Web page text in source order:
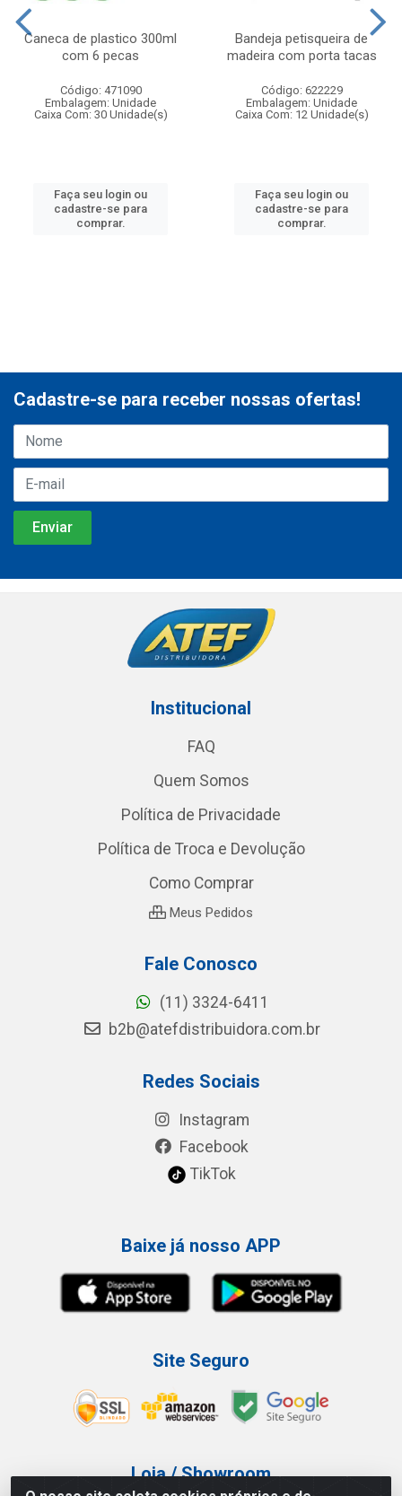
Caneca de plastico 300ml
com 6 pecas
Código: 471090
Embalagem: Unidade
Caixa Com: 30 Unidade(s)
Faça seu login ou
cadastre-se para
comprar.
Bandeja petisqueira de
madeira com porta tacas
Código: 622229
Embalagem: Unidade
Caixa Com: 12 Unidade(s)
Faça seu login ou
cadastre-se para
comprar.
Cadastre-se para receber nossas ofertas!
Institucional
FAQ
Quem Somos
Política de Privacidade
Política de Troca e Devolução
Como Comprar
Meus Pedidos
Fale Conosco
(11) 3324-6411
b2b@atefdistribuidora.com.br
Redes Sociais
Instagram
Facebook
TikTok
Baixe já nosso APP
Site Seguro
Loja / Showroom